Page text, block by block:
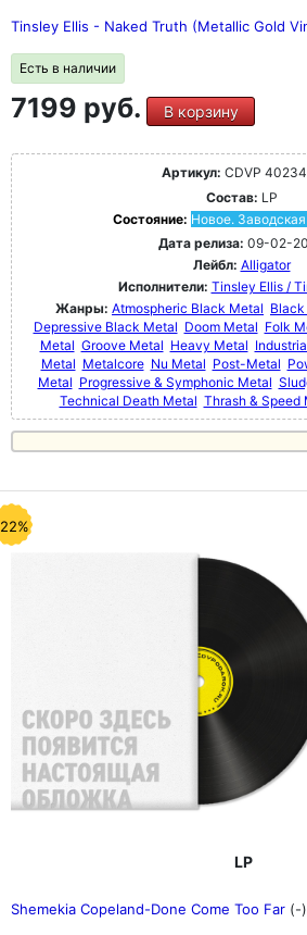
Tinsley Ellis - Naked Truth (Metallic Gold
Есть в наличии
7199 руб. В корзину
Артикул: CDVP
Состав: LP
Состояние: Новое.
Дата релиза: 09-02-
Лейбл: Alligator
Исполнители: Tinsley Ellis /
Жанры: Atmospheric Black Metal
Depressive Black Metal Doom Metal Folk
Metal Groove Metal Heavy Metal
Metal Metalcore Nu Metal Post-Metal
Metal Progressive & Symphonic Metal
Technical Death Metal Thrash & Speed
LP
Shemekia Copeland-Done Come Too Far (-)